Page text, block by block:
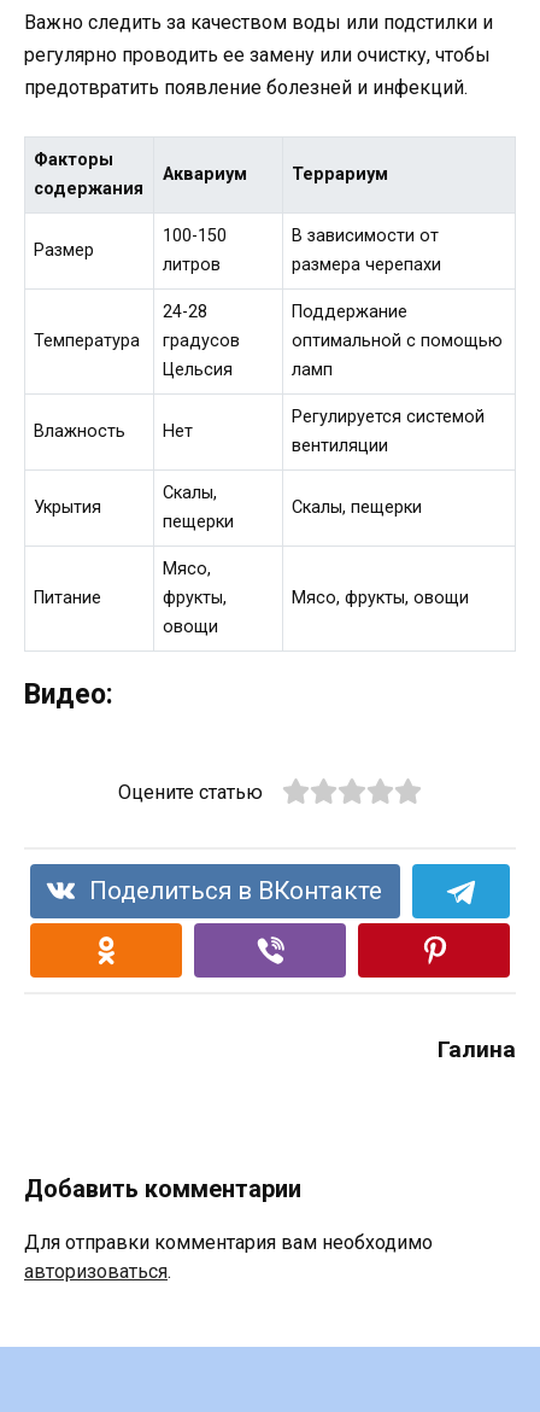
Важно следить за качеством воды или подстилки и
регулярно проводить ее замену или очистку, чтобы
предотвратить появление болезней и инфекций.
Факторы
содержания
Аквариум Террариум
Размер
100-150
литров
В зависимости от
размера черепахи
Температура
24-28
градусов
Цельсия
Поддержание
оптимальной с помощью
ламп
Влажность Нет
Регулируется системой
вентиляции
Укрытия
Скалы,
пещерки
Скалы, пещерки
Питание
Мясо,
фрукты,
овощи
Мясо, фрукты, овощи
Видео:
Оцените статью
Поделиться в ВКонтакте
Галина
Добавить комментарии
Для отправки комментария вам необходимо
авторизоваться.